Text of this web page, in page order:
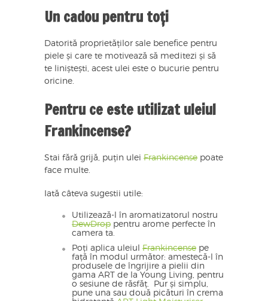
Un cadou pentru toți
Datorită proprietăților sale benefice pentru
piele și care te motivează să meditezi și să
te liniștești, acest ulei este o bucurie pentru
oricine.
Pentru ce este utilizat uleiul
Frankincense?
Stai fără grijă, puțin ulei Frankincense poate
face multe.
Iată câteva sugestii utile:
Utilizează-l în aromatizatorul nostru
DewDrop pentru arome perfecte în
camera ta.
Poți aplica uleiul Frankincense pe
față în modul următor: amestecă-l în
produsele de îngrijire a pielii din
gama ART de la Young Living, pentru
o sesiune de răsfăț. Pur și simplu,
pune una sau două picături în crema